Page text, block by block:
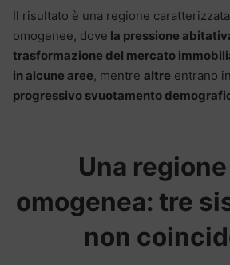
Il risultato è una regione
omogenee, dove la pressione
trasformazione del mercato
in alcune aree, mentre altre entrano in
progressivo svuotamento
Una
omogenea: tre
non